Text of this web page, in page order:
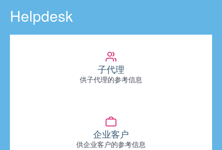
Helpdesk
子代理
供子代理的参考信息
企业客户
供企业客户的参考信息